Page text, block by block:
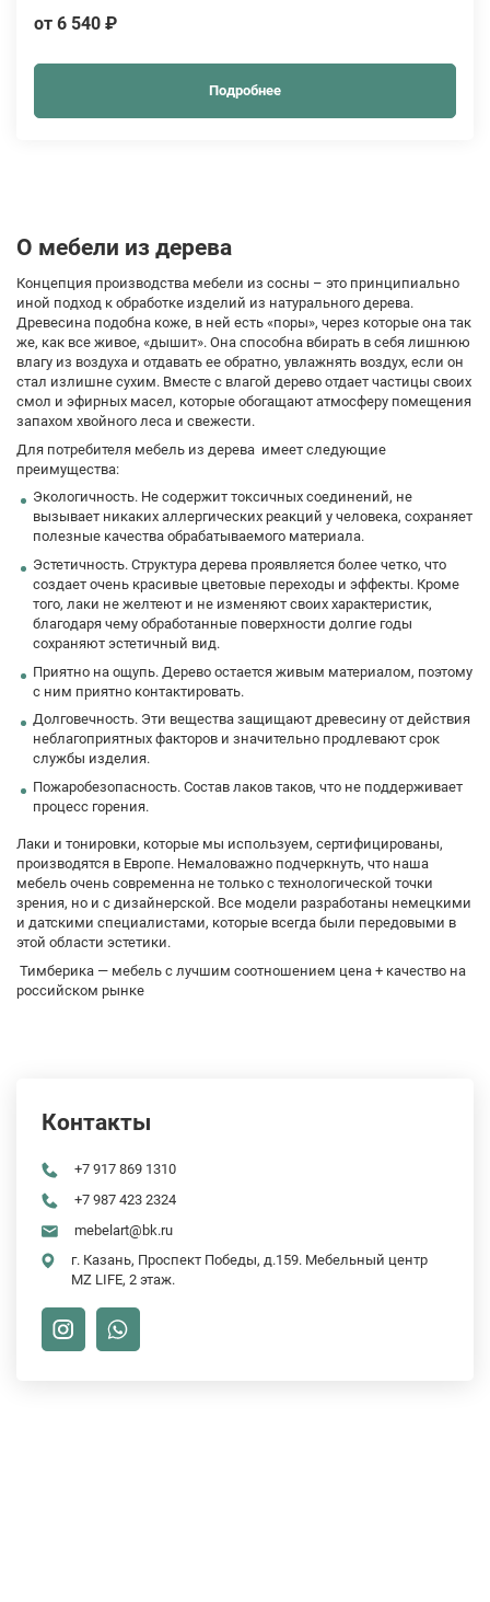
от 6 540 ₽
Подробнее
О мебели из дерева
Концепция производства мебели из сосны – это принципиально
иной подход к обработке изделий из натурального дерева.
Древесина подобна коже, в ней есть «поры», через которые она так
же, как все живое, «дышит». Она способна вбирать в себя лишнюю
влагу из воздуха и отдавать ее обратно, увлажнять воздух, если он
стал излишне сухим. Вместе с влагой дерево отдает частицы своих
смол и эфирных масел, которые обогащают атмосферу помещения
запахом хвойного леса и свежести.
Для потребителя мебель из дерева имеет следующие
преимущества:
Экологичность. Не содержит токсичных соединений, не
вызывает никаких аллергических реакций у человека, сохраняет
полезные качества обрабатываемого материала.
Эстетичность. Структура дерева проявляется более четко, что
создает очень красивые цветовые переходы и эффекты. Кроме
того, лаки не желтеют и не изменяют своих характеристик,
благодаря чему обработанные поверхности долгие годы
сохраняют эстетичный вид.
Приятно на ощупь. Дерево остается живым материалом, поэтому
с ним приятно контактировать.
Долговечность. Эти вещества защищают древесину от действия
неблагоприятных факторов и значительно продлевают срок
службы изделия.
Пожаробезопасность. Состав лаков таков, что не поддерживает
процесс горения.
Лаки и тонировки, которые мы используем, сертифицированы,
производятся в Европе. Немаловажно подчеркнуть, что наша
мебель очень современна не только с технологической точки
зрения, но и с дизайнерской. Все модели разработаны немецкими
и датскими специалистами, которые всегда были передовыми в
этой области эстетики.
Тимберика — мебель с лучшим соотношением цена + качество на
российском рынке
Контакты
+7 917 869 1310
+7 987 423 2324
mebelart@bk.ru
г. Казань, Проспект Победы, д.159. Мебельный центр
MZ LIFE, 2 этаж.